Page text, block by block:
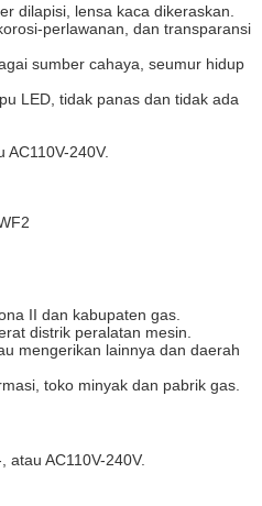
dilapisi, lensa kaca dikeraskan.
perlawanan, dan transparansi
sumber cahaya, seumur hidup
LED, tidak panas dan tidak ada
240V.
II dan kabupaten gas.
distrik peralatan mesin.
mengerikan lainnya dan daerah
toko minyak dan pabrik gas.
atau AC110V-240V.